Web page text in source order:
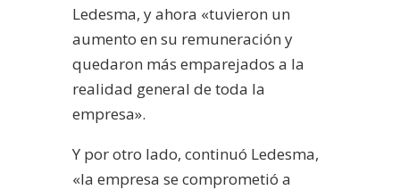
Ledesma, y ahora «tuvieron un
aumento en su remuneración y
quedaron más emparejados a la
realidad general de toda la
empresa».
Y por otro lado, continuó Ledesma,
«la empresa se comprometió a